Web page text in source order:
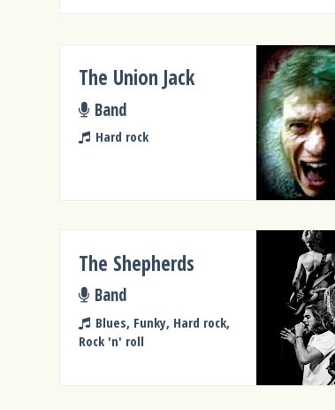
The Union Jack
Band
Hard rock
The Shepherds
Band
Blues, Funky, Hard rock,
Rock 'n' roll